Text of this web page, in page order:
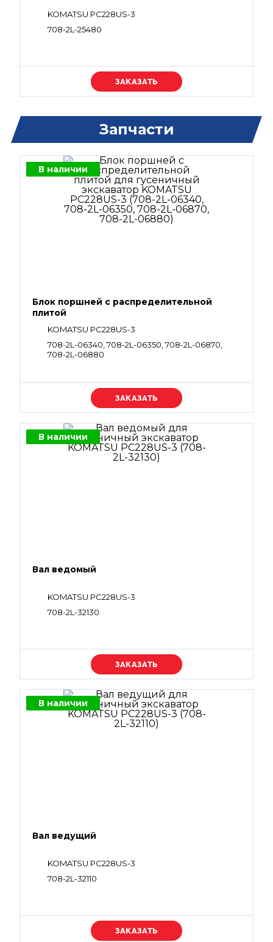
KOMATSU PC228US-3
708-2L-25480
Уточняйте цену
Запчасти
В наличии
Блок поршней c распределительной
плитой
KOMATSU PC228US-3
708-2L-06340, 708-2L-06350, 708-2L-06870,
708-2L-06880
Уточняйте цену
В наличии
Вал ведомый
KOMATSU PC228US-3
708-2L-32130
Уточняйте цену
В наличии
Вал ведущий
KOMATSU PC228US-3
708-2L-32110
Уточняйте цену